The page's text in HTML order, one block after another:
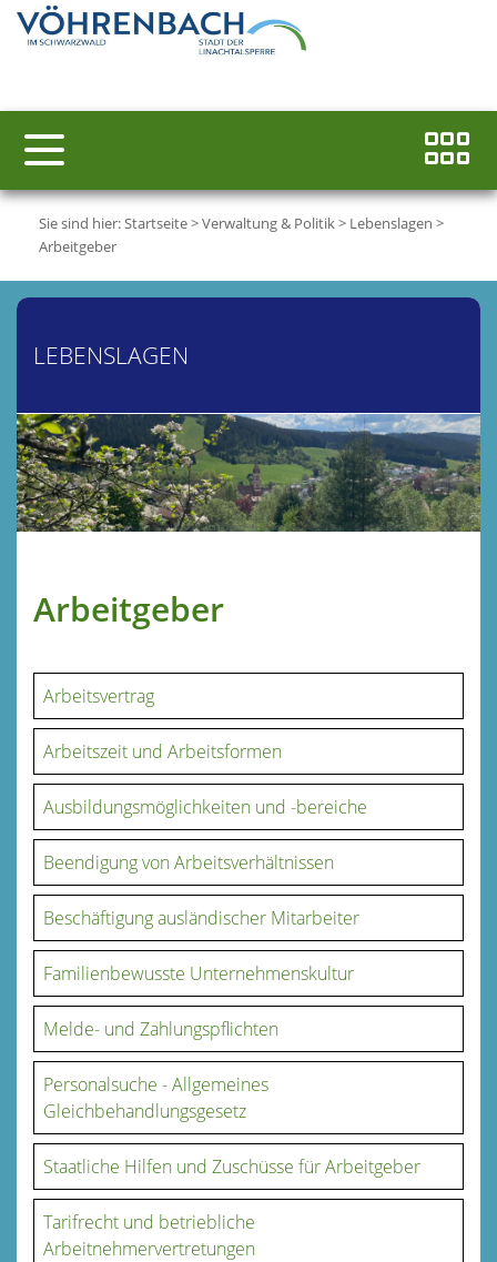
Sie sind hier:Startseite>Verwaltung & Politik> Lebenslagen >
Arbeitgeber
LEBENSLAGEN
Arbeitgeber
Arbeitsvertrag
Arbeitszeit und Arbeitsformen
Ausbildungsmöglichkeiten und -bereiche
Beendigung von Arbeitsverhältnissen
Beschäftigung ausländischer Mitarbeiter
Familienbewusste Unternehmenskultur
Melde- und Zahlungspflichten
Personalsuche - Allgemeines
Gleichbehandlungsgesetz
Staatliche Hilfen und Zuschüsse für Arbeitgeber
Tarifrecht und betriebliche
Arbeitnehmervertretungen